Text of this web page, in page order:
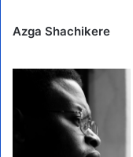
Azga Shachikere